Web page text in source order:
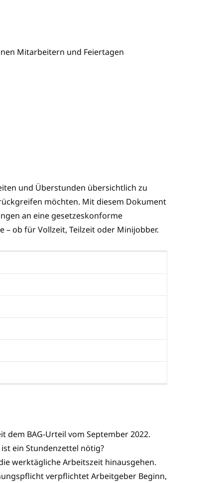
Mitarbeitern und Feiertagen
und Überstunden übersichtlich zu
möchten. Mit diesem Dokument
an eine gesetzeskonforme
ob für Vollzeit, Teilzeit oder Minijobber.
BAG-Urteil vom September 2022.
ein Stundenzettel nötig?
werktägliche Arbeitszeit hinausgehen.
verpflichtet Arbeitgeber Beginn,